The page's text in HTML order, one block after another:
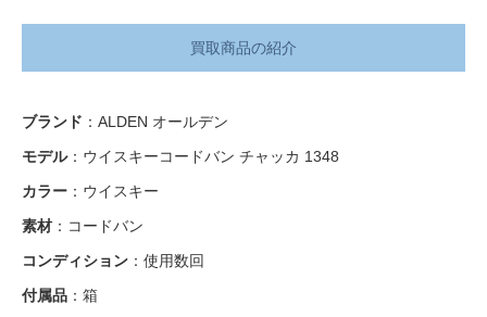
買取商品の紹介
ブランド ：ALDEN オールデン
モデル：ウイスキーコードバン チャッカ 1348
カラー ：ウイスキー
素材 ：コードバン
コンディション ：使用数回
付属品 ：箱